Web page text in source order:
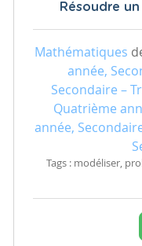
Résoudre
Mathématiques
année,
Secondaire –
Quatrième
année,
Tags : modéliser,